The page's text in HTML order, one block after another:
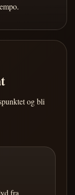
og bli
fra